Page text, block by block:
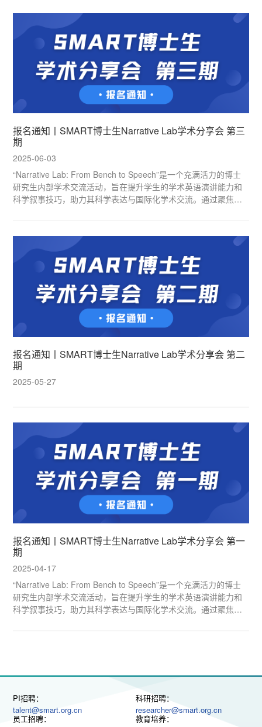
报名通知丨SMART博士生Narrative Lab学术分享会 第三
期
2025-06-03
“Narrative Lab: From Bench to Speech”是一个充满活力的博士
研究生内部学术交流活动，旨在提升学生的学术英语演讲能力和
科学叙事技巧，助力其科学表达与国际化学术交流。通过聚焦前
报名通知丨SMART博士生Narrative Lab学术分享会 第二
期
2025-05-27
报名通知丨SMART博士生Narrative Lab学术分享会 第一
期
2025-04-17
“Narrative Lab: From Bench to Speech”是一个充满活力的博士
研究生内部学术交流活动，旨在提升学生的学术英语演讲能力和
科学叙事技巧，助力其科学表达与国际化学术交流。通过聚焦前
PI招聘：
talent@smart.org.cn
科研招聘：
researcher@smart.org.cn
员工招聘：
教育培养：